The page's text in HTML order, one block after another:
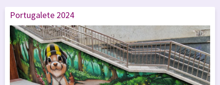
Portugalete 2024